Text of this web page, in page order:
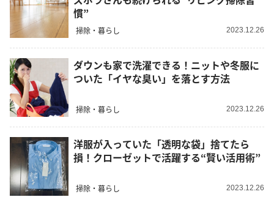
慣”
掃除・暮らし 2023.12.26
ダウンも家で洗濯できる！ニットや冬服に
ついた「イヤな臭い」を落とす方法
掃除・暮らし 2023.12.26
洋服が入っていた「透明な袋」捨てたら
損！クローゼットで活躍する“賢い活用術”
掃除・暮らし 2023.12.26